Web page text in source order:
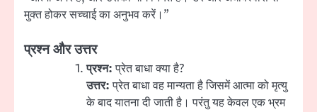
मुक्त होकर सच्चाई का अनुभव करें।”
प्रश्न और उत्तर
प्रश्न:प्रेत बाधा क्या है?
उत्तर:प्रेत बाधा वह मान्यता है जिसमें आत्मा को मृत्यु
के बाद यातना दी जाती है। परंतु यह केवल एक भ्रम